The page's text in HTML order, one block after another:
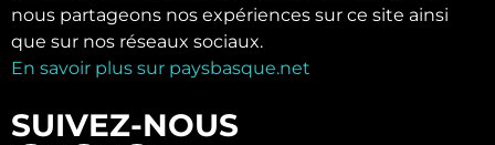
nous partageons nos expériences sur ce site ainsi
que sur nos réseaux sociaux.
En savoir plus sur paysbasque.net
SUIVEZ-NOUS